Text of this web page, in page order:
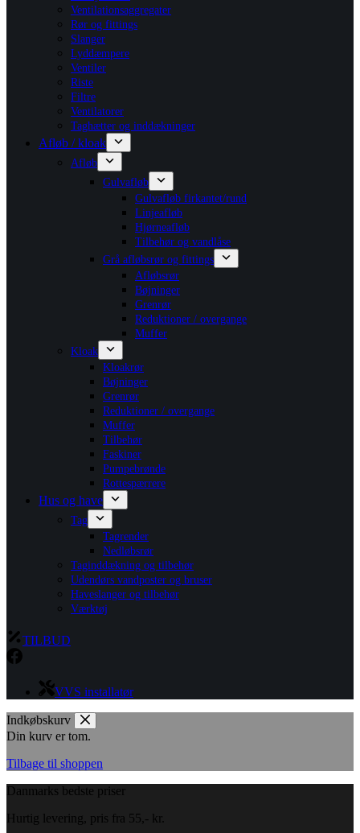
Ventilationsaggregater
Rør og fittings
Slanger
Lyddæmpere
Ventiler
Riste
Filtre
Ventilatorer
Taghætter og inddækninger
Afløb / kloak
Afløb
Gulvafløb
Gulvafløb firkantet/rund
Linjeafløb
Hjørneafløb
Tilbehør og vandlåse
Grå afløbsrør og fittings
Afløbsrør
Bøjninger
Grenrør
Reduktioner / overgange
Muffer
Kloak
Kloakrør
Bøjninger
Grenrør
Reduktioner / overgange
Muffer
Tilbehør
Faskiner
Pumpebrønde
Rottespærrere
Hus og have
Tag
Tagrender
Nedløbsrør
Taginddækning og tilbehør
Udendørs vandposter og bruser
Haveslanger og tilbehør
Værktøj
TILBUD
VVS installatør
Indkøbskurv
Din kurv er tom.
Tilbage til shoppen
Danmarks bedste priser
Hurtig levering, pris fra 55,- kr.